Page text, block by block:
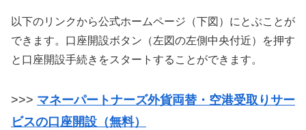
以下のリンクから公式ホームページ（下図）にとぶことが
できます。口座開設ボタン（左図の左側中央付近）を押す
と口座開設手続きをスタートすることができます。
>>> マネーパートナーズ外貨両替・空港受取りサー
ビスの口座開設（無料）